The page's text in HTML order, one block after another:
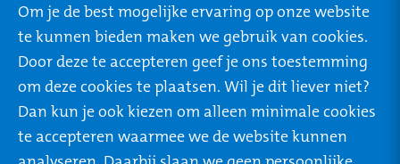
Om je de best mogelijke ervaring op onze website
te kunnen bieden maken we gebruik van cookies.
Door deze te accepteren geef je ons toestemming
om deze cookies te plaatsen. Wil je dit liever niet?
Dan kun je ook kiezen om alleen minimale cookies
te accepteren waarmee we de website kunnen
ROTTERDAM TILBURG
Mijn STONE
Privacy